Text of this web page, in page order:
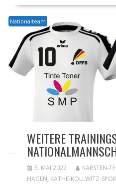
Nationalteam
WEITERE
5. MAI 2022 KARSTEN-
HAGEN, KÄTHE-KOLLWITZ-